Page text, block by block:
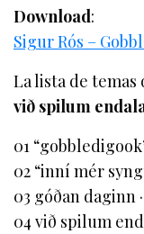
Download:
Sigur Rós –
La lista de temas
við spilum
01
02 “inní mér
03 góðan daginn ·
04 við spilum